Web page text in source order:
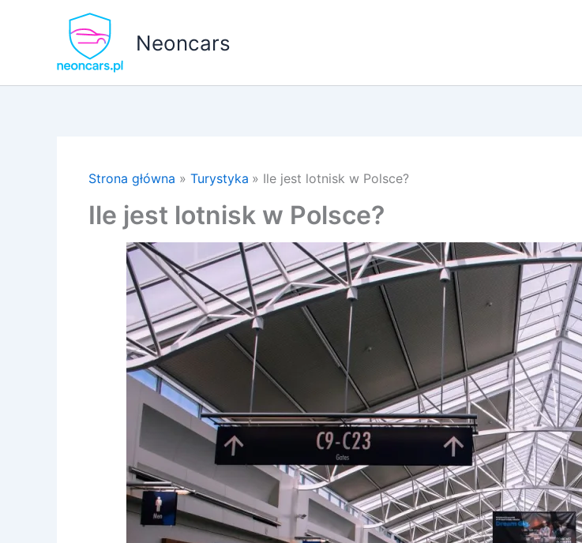
Neoncars
Strona główna Turystyka Ile jest lotnisk w Polsce?
Ile jest lotnisk w Polsce?